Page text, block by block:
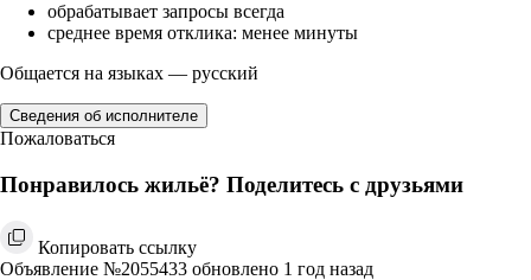
обрабатывает запросы всегда
среднее время отклика: менее минуты
Общается на языках — русский
Сведения об исполнителе
Пожаловаться
Понравилось жильё? Поделитесь с друзьями
Копировать ссылку
Объявление №2055433 обновлено 1 год назад